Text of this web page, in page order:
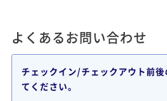
よくあるお問い合わせ
チェックイン/チェックアウト前
てください。